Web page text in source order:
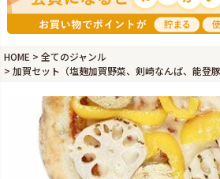
HOME
全てのジャンル
加賀セット（塩麹加賀野菜、剣崎なんば、能登